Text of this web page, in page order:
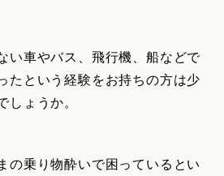
い車やバス、飛行機、船などで
たという経験をお持ちの方は少
ょうか。
の乗り物酔いで困っているとい